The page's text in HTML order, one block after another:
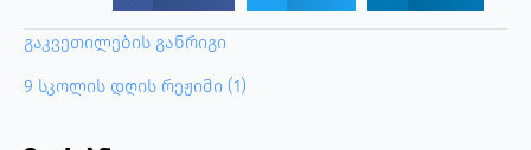
გაკვეთილების განრიგი
9 სკოლის დღის რეჟიმი (1)